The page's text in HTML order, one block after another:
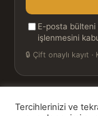
adresiniz
E-posta bülteni
işlenmesini
🔒 Çift onaylı kayıt ·
Tercihlerinizi ve